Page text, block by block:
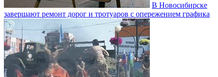
В Новосибирске
завершают ремонт дорог и тротуаров с опережением графика